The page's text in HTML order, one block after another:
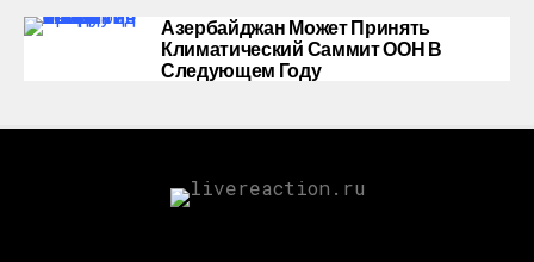
Азербайджан Может Принять
Климатический Саммит ООН В
Следующем Году